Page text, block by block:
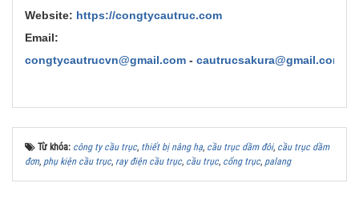
Website: https://congtycautruc.com
Email:
congtycautrucvn@gmail.com - cautrucsakura@gmail.com
Từ khóa: công ty cầu trục, thiết bị nâng hạ, cầu trục dầm đôi, cầu trục dầm
đơn, phụ kiện cầu trục, ray điện cầu trục, cầu trục, cổng trục, palang